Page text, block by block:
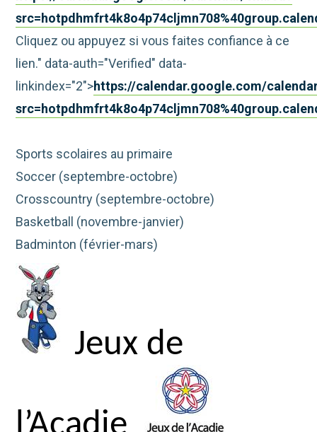
Cliquez ou appuyez si vous faites confiance à ce
lien." data-auth="Verified" data-
linkindex="2">https://calendar.google.com/
Sports scolaires au primaire
Soccer (septembre-octobre)
Crosscountry (septembre-octobre)
Basketball (novembre-janvier)
Badminton (février-mars)
Jeux de